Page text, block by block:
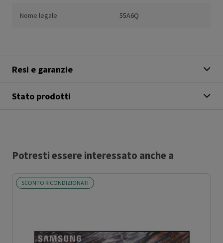
Nome legale 55A6Q
Resi e garanzie
Stato prodotti
Potresti essere interessato anche a
SCONTO RICONDIZIONATI